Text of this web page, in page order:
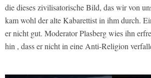
die dieses zivilisatorische Bild, das wir von
kam wohl der alte Kabarettist in ihm durch.
er nicht gut. Moderator Plasberg wies ihn
hin , dass er nicht in eine Anti-Religion